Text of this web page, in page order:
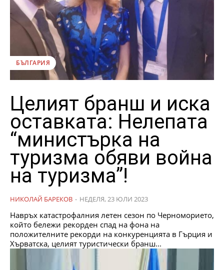
БЪЛГАРИЯ
Целият бранш и иска
оставката: Нелепата
“министърка на
туризма обяви война
на туризма”!
НИКОЛАЙ БАРЕКОВ - НЕДЕЛЯ, 23 ЮЛИ 2023
Навръх катастрофалния летен сезон по Черноморието,
който бележи рекорден спад на фона на
положителните рекорди на конкуренцията в Гърция и
Хърватска, целият туристически бранш...